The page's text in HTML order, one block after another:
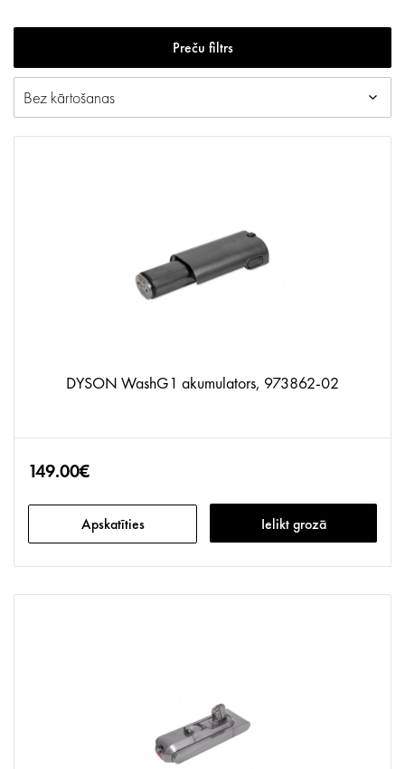
Preču filtrs
DYSON WashG1 akumulators, 973862-02
149.00€
Apskatīties Ielikt grozā